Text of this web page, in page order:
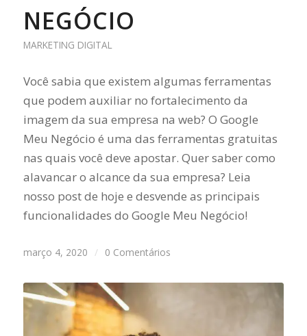
NEGÓCIO
MARKETING DIGITAL
Você sabia que existem algumas ferramentas
que podem auxiliar no fortalecimento da
imagem da sua empresa na web? O Google
Meu Negócio é uma das ferramentas gratuitas
nas quais você deve apostar. Quer saber como
alavancar o alcance da sua empresa? Leia
nosso post de hoje e desvende as principais
funcionalidades do Google Meu Negócio!
março 4, 2020 / 0 Comentários